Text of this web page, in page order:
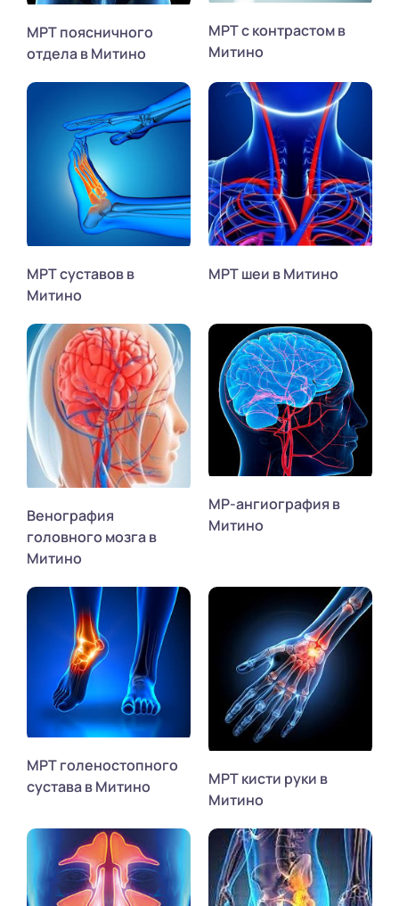
МРТ поясничного
отдела в Митино
МРТ с контрастом в
Митино
МРТ суставов в
Митино
МРТ шеи в Митино
Венография
головного мозга в
Митино
МР-ангиография в
Митино
МРТ голеностопного
сустава в Митино
МРТ кисти руки в
Митино